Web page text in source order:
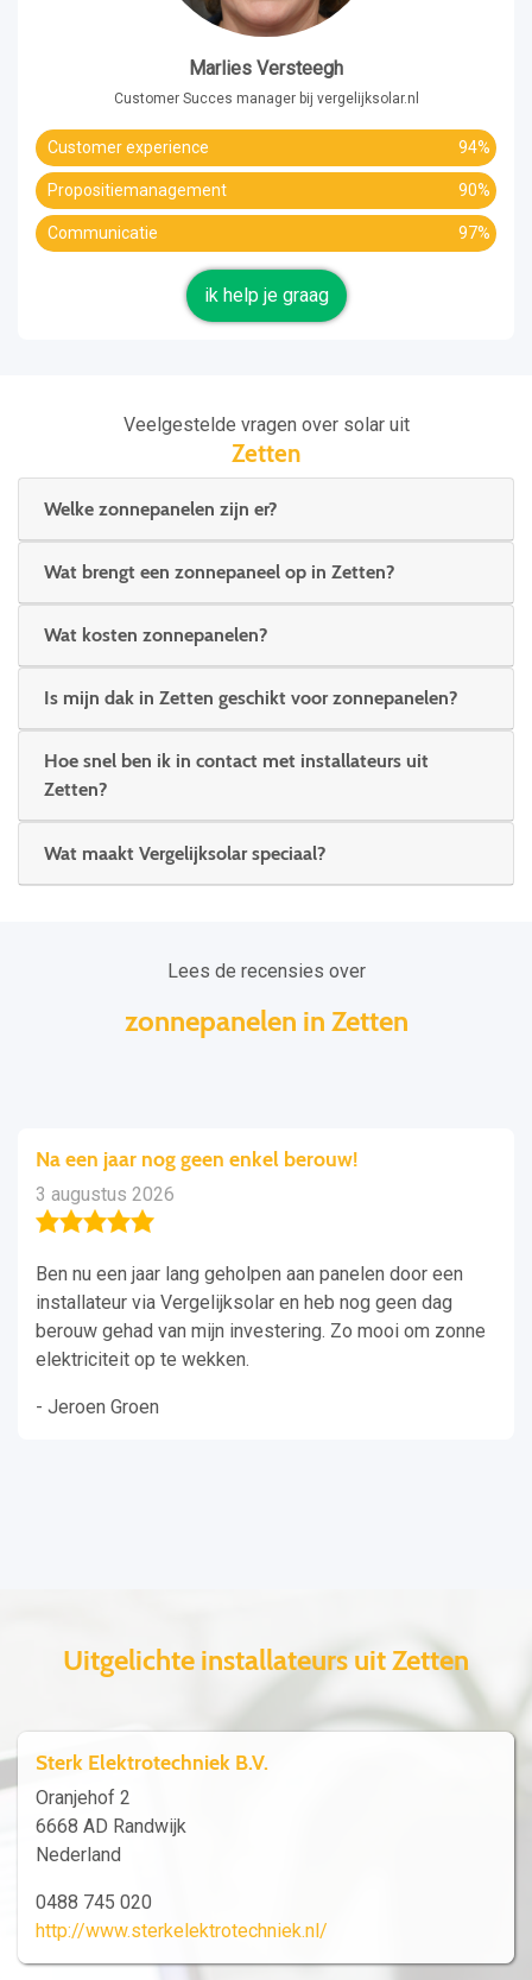
Marlies Versteegh
Customer Succes manager bij vergelijksolar.nl
Customer experience 94%
Propositiemanagement 90%
Communicatie 97%
ik help je graag
Veelgestelde vragen over solar uit
Zetten
Welke zonnepanelen zijn er?
Wat brengt een zonnepaneel op in Zetten?
Wat kosten zonnepanelen?
Is mijn dak in Zetten geschikt voor zonnepanelen?
Hoe snel ben ik in contact met installateurs uit
Zetten?
Wat maakt Vergelijksolar speciaal?
Lees de recensies over
zonnepanelen in Zetten
Na een jaar nog geen enkel berouw!
3 augustus 2026
Ben nu een jaar lang geholpen aan panelen door een
installateur via Vergelijksolar en heb nog geen dag
berouw gehad van mijn investering. Zo mooi om zonne
elektriciteit op te wekken.
- Jeroen Groen
Uitgelichte installateurs uit Zetten
Sterk Elektrotechniek B.V.
Oranjehof 2
6668 AD Randwijk
Nederland
0488 745 020
http://www.sterkelektrotechniek.nl/